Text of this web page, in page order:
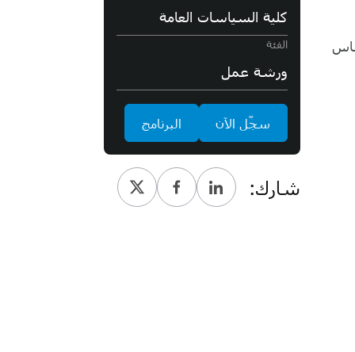
كلية السياسات العامة
الفئة
ورشة عمل
سجّل الآن البرنامج
شارك: